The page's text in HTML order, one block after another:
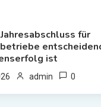
für
ist
admin 0